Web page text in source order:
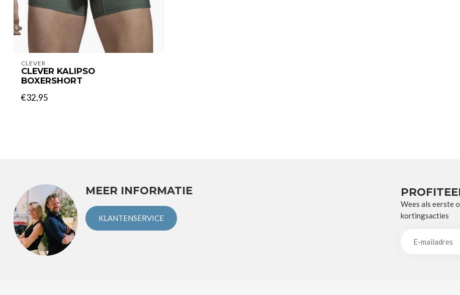
CLEVER
CLEVER KALIPSO
BOXERSHORT
€32,95
MEER INFORMATIE
KLANTENSERVICE
Wees als eerste
kortingsacties